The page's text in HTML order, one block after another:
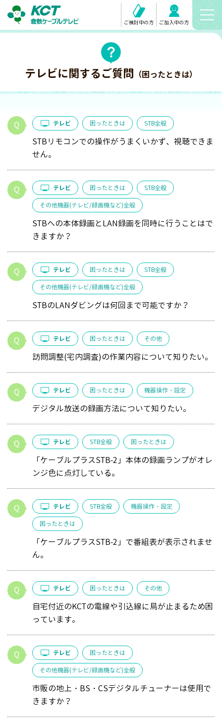
ご検討中の方 ご加入中の方
テレビに関するご質問 （困ったときは）
テレビ 困ったときは STB全般
STBリモコンでの操作がうまくいかず、視聴できま
せん。
テレビ 困ったときは STB全般
その他機器(テレビ/録画機など)全般
STBへの本体録画とLAN録画を同時に行うことはで
きますか？
テレビ 困ったときは STB全般
その他機器(テレビ/録画機など)全般
STBのLANダビングは何回まで可能ですか？
テレビ 困ったときは その他
訪問調整(宅内調査)の作業内容について知りたい。
テレビ 困ったときは 機器操作・設定
デジタル放送の録画方法について知りたい。
テレビ STB全般 困ったときは
「ケーブルプラスSTB-2」本体の録画ランプがオレ
ンジ色に点灯している。
テレビ STB全般 機器操作・設定
困ったときは
「ケーブルプラスSTB-2」で番組表が表示されませ
ん。
テレビ 困ったときは その他
自宅付近のKCTの電線や引込線に鳥が止まるため困
っています。
テレビ 困ったときは
その他機器(テレビ/録画機など)全般
市販の地上・BS・CSデジタルチューナーは使用で
きますか？